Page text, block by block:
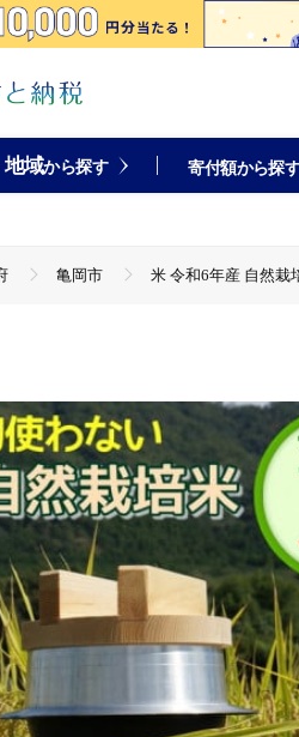
地域から探す 寄付額から探
亀岡市 米 令和6年産 自然栽